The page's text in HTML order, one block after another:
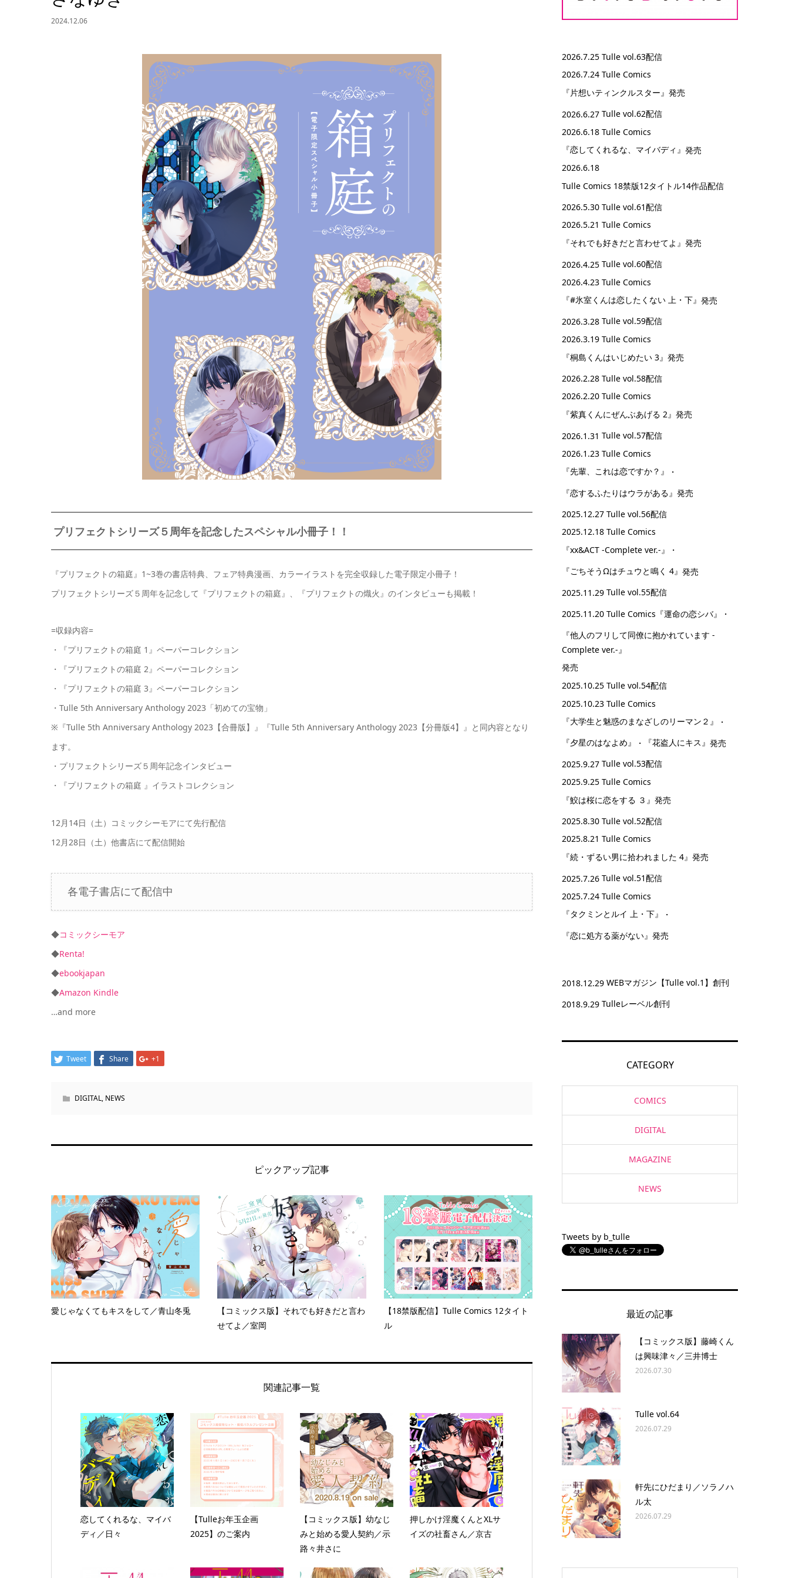
2024.12.06
プリフェクトシリーズ５周年を記念したスペシャル小冊子！！
『プリフェクトの箱庭』1~3巻の書店特典、フェア特典漫画、カラーイラストを完全収録した電子限定小冊子！
プリフェクトシリーズ５周年を記念して『プリフェクトの箱庭』、『プリフェクトの熾火』のインタビューも掲載！
=収録内容=
・『プリフェクトの箱庭 1』ペーパーコレクション
・『プリフェクトの箱庭 2』ペーパーコレクション
・『プリフェクトの箱庭 3』ペーパーコレクション
・Tulle 5th Anniversary Anthology 2023「初めての宝物」
※『Tulle 5th Anniversary Anthology 2023【合冊版】』『Tulle 5th Anniversary Anthology 2023【分冊版4】』と同内容となり
ます。
・プリフェクトシリーズ５周年記念インタビュー
・『プリフェクトの箱庭 』イラストコレクション
12月14日（土）コミックシーモアにて先行配信
12月28日（土）他書店にて配信開始
各電子書店にて配信中
◆コミックシーモア
◆Renta!
◆ebookjapan
◆Amazon Kindle
…and more
Tweet Share +1
DIGITAL, NEWS
ピックアップ記事
愛じゃなくてもキスをして／青山冬兎
【コミックス版】それでも好きだと言わ
せてよ／室岡
【18禁版配信】Tulle Comics 12タイト
ル
関連記事一覧
恋してくれるな、マイバ
ディ／日々
【Tulleお年玉企画
2025】のご案内
【コミックス版】幼なじ
みと始める愛人契約／示
路々井さに
押しかけ淫魔くんとXLサ
イズの社畜さん／京古
2026.7.25 Tulle vol.63配信
2026.7.24 Tulle Comics
『片想いティンクルスター』 発売
2026.6.27 Tulle vol.62配信
2026.6.18 Tulle Comics
『恋してくれるな、マイバディ』 発売
2026.6.18
Tulle Comics 18禁版12タイトル14作品配信
2026.5.30 Tulle vol.61配信
2026.5.21 Tulle Comics
『それでも好きだと言わせてよ』 発売
2026.4.25 Tulle vol.60配信
2026.4.23 Tulle Comics
『#氷室くんは恋したくない 上・下』 発売
2026.3.28 Tulle vol.59配信
2026.3.19 Tulle Comics
『桐島くんはいじめたい 3』 発売
2026.2.28 Tulle vol.58配信
2026.2.20 Tulle Comics
『紫真くんにぜんぶあげる 2』 発売
2026.1.31 Tulle vol.57配信
2026.1.23 Tulle Comics
『先輩、これは恋ですか？』
・
『恋するふたりはウラがある』 発売
2025.12.27 Tulle vol.56配信
2025.12.18 Tulle Comics
『xx&ACT -Complete ver.-』
・
『ごちそうΩはチュウと鳴く 4』 発売
2025.11.29 Tulle vol.55配信
2025.11.20 Tulle Comics 『運命の恋シバ』
・
『他人のフリして同僚に抱かれています -
Complete ver.-』
発売
2025.10.25 Tulle vol.54配信
2025.10.23 Tulle Comics
『大学生と魅惑のまなざしのリーマン２』
・
『夕星のはなよめ』
・ 『花盗人にキス』 発売
2025.9.27 Tulle vol.53配信
2025.9.25 Tulle Comics
『鮫は桜に恋をする ３』 発売
2025.8.30 Tulle vol.52配信
2025.8.21 Tulle Comics
『続・ずるい男に拾われました 4』 発売
2025.7.26 Tulle vol.51配信
2025.7.24 Tulle Comics
『タクミンとルイ 上・下』
・
『恋に処方る薬がない』 発売
2018.12.29 WEBマガジン【Tulle vol.1】創刊
2018.9.29 Tulleレーベル創刊
CATEGORY
COMICS
DIGITAL
MAGAZINE
NEWS
Tweets by b_tulle
最近の記事
【コミックス版】藤崎くん
は興味津々／三井博士
2026.07.30
Tulle vol.64
2026.07.29
軒先にひだまり／ソラノハ
ル太
2026.07.29